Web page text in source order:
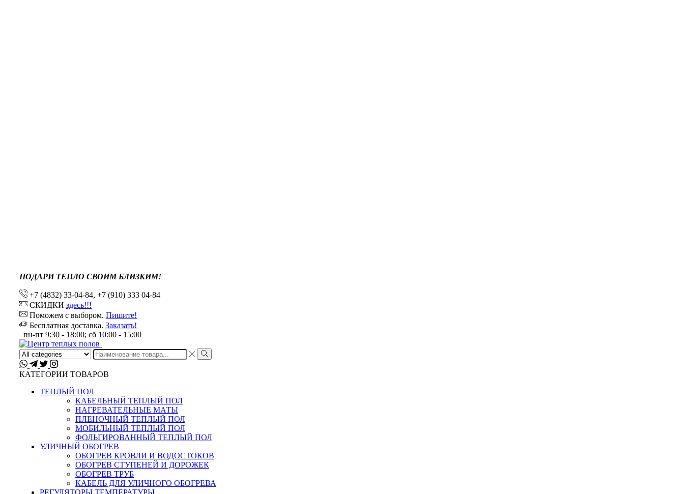
ПОДАРИ ТЕПЛО СВОИМ БЛИЗКИМ!
+7 (4832) 33-04-84, +7 (910) 333 04-84
СКИДКИ здесь!!!
Поможем с выбором. Пишите!
Бесплатная доставка. Заказать!
пн-пт 9:30 - 18:00; сб 10:00 - 15:00
Search
input
КАТЕГОРИИ ТОВАРОВ
ТЕПЛЫЙ ПОЛ
КАБЕЛЬНЫЙ ТЕПЛЫЙ ПОЛ
НАГРЕВАТЕЛЬНЫЕ МАТЫ
ПЛЕНОЧНЫЙ ТЕПЛЫЙ ПОЛ
МОБИЛЬНЫЙ ТЕПЛЫЙ ПОЛ
ФОЛЬГИРОВАННЫЙ ТЕПЛЫЙ ПОЛ
УЛИЧНЫЙ ОБОГРЕВ
ОБОГРЕВ КРОВЛИ И ВОДОСТОКОВ
ОБОГРЕВ СТУПЕНЕЙ И ДОРОЖЕК
ОБОГРЕВ ТРУБ
КАБЕЛЬ ДЛЯ УЛИЧНОГО ОБОГРЕВА